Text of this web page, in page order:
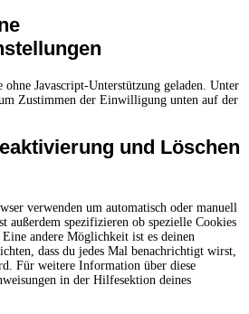
Javascript-Unterstützung geladen. Unter
Zustimmen der Einwilligung unten auf der
und Löschen
verwenden um automatisch oder manuell
außerdem spezifizieren ob spezielle Cookies
andere Möglichkeit ist es deinen
dass du jedes Mal benachrichtigt wirst,
Für weitere Information über diese
in der Hilfesektion deines